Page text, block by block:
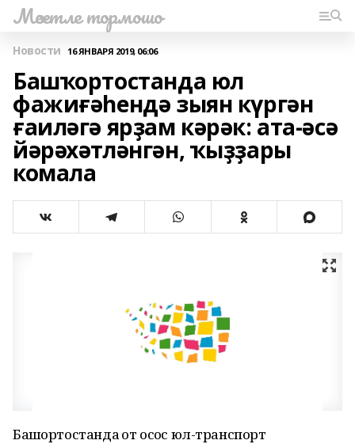
Мәсетле тормошо
Новости 16 ЯНВАРЯ 2019, 06:06
Башҡортостанда юл
фажиғәһендә зыян күргән
ғаиләгә ярҙам кәрәк: ата-әсә
йәрәхәтләнгән, ҡыҙҙары
комала
Башҡортостанда ҡот осҡос юл-транспорт